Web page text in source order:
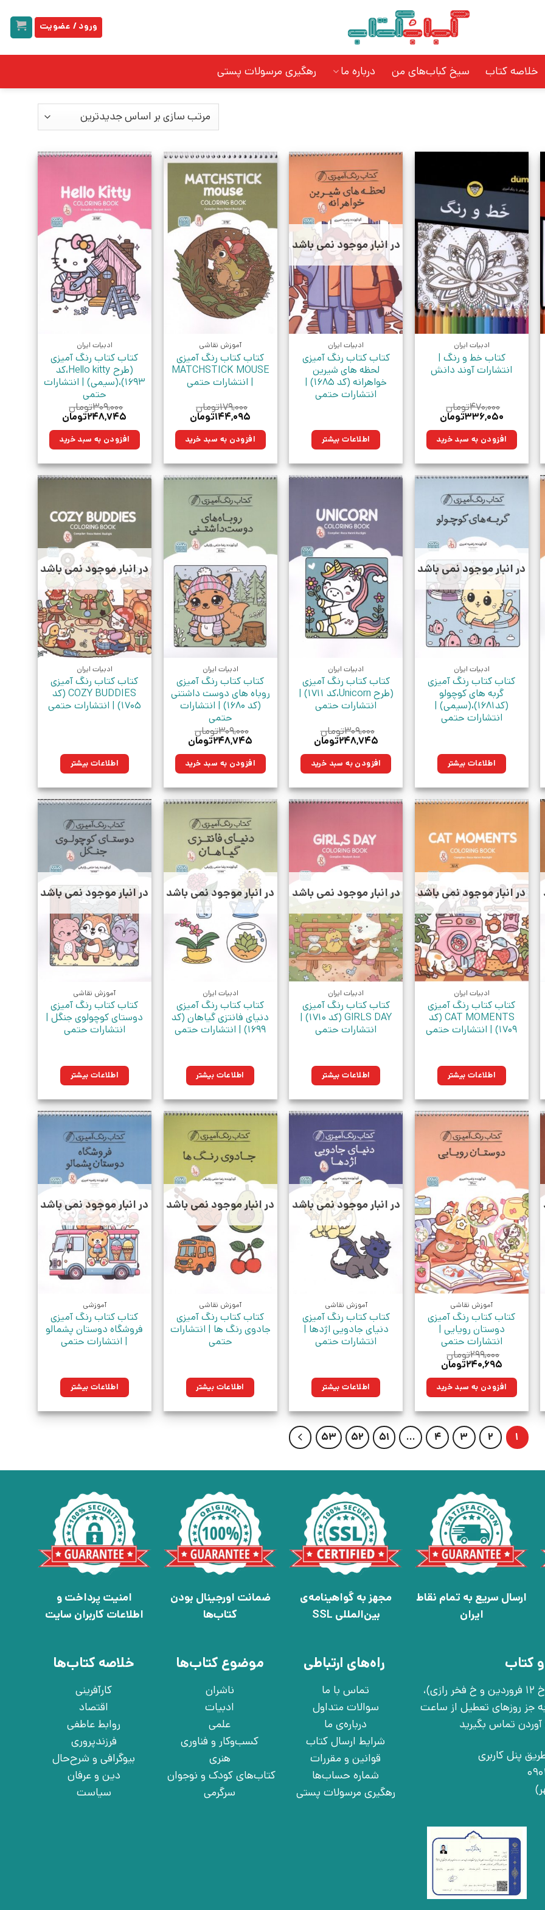
ورود / عضویت
خلاصه کتاب سیخ کباب‌های من درباره ما رهگیری مرسولات پستی
ادبیات ایران
کتاب خط‌‌ ‌و رنگ |
انتشارات آوند دانش
۴۷۰,۰۰۰تومان
قیمت
۴۷۰,۰۰۰تومان
بود.
۳۳۶,۰۵۰تومان
۳۳۶,۰۵۰تومان.افزودن به سبد خرید
در انبار موجود نمی باشد
ادبیات ایران
کتاب کتاب رنگ آمیزی
لحظه های شیرین
خواهرانه (کد 1685) |
انتشارات حتمی
اطلاعات بیشتر
آموزش نقاشی
کتاب کتاب رنگ آمیزی
MATCHSTICK MOUSE
| انتشارات حتمی
۱۷۹,۰۰۰تومان
قیمت
۱۷۹,۰۰۰تومان
بود.
۱۴۴,۰۹۵تومانقیمت
۱۴۴,۰۹۵تومان.افزودن به سبد خرید
ادبیات ایران
کتاب کتاب رنگ آمیزی
(طرح Hello kitty،کد
1693)،(سیمی) | انتشارات
حتمی
۳۰۹,۰۰۰تومان
قیمت
۳۰۹,۰۰۰تومان
بود.
۲۴۸,۷۴۵تومانقیمت
۲۴۸,۷۴۵تومان.افزودن به سبد خرید
در انبار موجود نمی باشد
ادبیات ایران
کتاب کتاب رنگ آمیزی
گربه های کوچولو
(کد1681)،(سیمی) |
انتشارات حتمی
اطلاعات بیشتر
ادبیات ایران
کتاب کتاب رنگ آمیزی
(طرح Unicorn،کد 1711) |
انتشارات حتمی
۳۰۹,۰۰۰تومان
قیمت
۳۰۹,۰۰۰تومان
بود.
۲۴۸,۷۴۵تومان
۲۴۸,۷۴۵تومان.افزودن به سبد خرید
ادبیات ایران
کتاب کتاب رنگ آمیزی
روباه های دوست داشتنی
(کد 1680) | انتشارات
حتمی
۳۰۹,۰۰۰تومان
قیمت
۳۰۹,۰۰۰تومان
بود.
۲۴۸,۷۴۵تومانقیمت
۲۴۸,۷۴۵تومان.افزودن به سبد خرید
در انبار موجود نمی باشد
ادبیات ایران
کتاب کتاب رنگ آمیزی
COZY BUDDIES (کد
1705) | انتشارات حتمی
اطلاعات بیشتر
در انبار موجود نمی باشد
ادبیات ایران
کتاب کتاب رنگ آمیزی
CAT MOMENTS (کد
1709) | انتشارات حتمی
اطلاعات بیشتر
در انبار موجود نمی باشد
ادبیات ایران
کتاب کتاب رنگ آمیزی
GIRLS DAY (کد 1710) |
انتشارات حتمی
اطلاعات بیشتر
در انبار موجود نمی باشد
ادبیات ایران
کتاب کتاب رنگ آمیزی
دنیای فانتزی گیاهان (کد
1699) | انتشارات حتمی
اطلاعات بیشتر
در انبار موجود نمی باشد
آموزش نقاشی
کتاب کتاب رنگ آمیزی
دوستای کوچولوی جنگل |
انتشارات حتمی
اطلاعات بیشتر
آموزش نقاشی
کتاب کتاب رنگ آمیزی
دوستان رویایی |
انتشارات حتمی
۲۹۹,۰۰۰تومان
قیمت
۲۹۹,۰۰۰تومان
بود.
۲۴۰,۶۹۵تومان
۲۴۰,۶۹۵تومان.افزودن به سبد خرید
در انبار موجود نمی باشد
آموزش نقاشی
کتاب کتاب رنگ آمیزی
دنیای جادویی اژدها |
انتشارات حتمی
اطلاعات بیشتر
در انبار موجود نمی باشد
آموزش نقاشی
کتاب کتاب رنگ آمیزی
جادوی رنگ ها | انتشارات
حتمی
اطلاعات بیشتر
در انبار موجود نمی باشد
آموزشی
کتاب کتاب رنگ آمیزی
فروشگاه دوستان پشمالو
| انتشارات حتمی
اطلاعات بیشتر
1
2
3
4
…
51
52
53
ارسال سریع به تمام نقاط
ایران
مجهز به گواهینامه‌ی
بین‌المللی SSL
ضمانت اورجینال بودن
کتاب‌ها
امنیت پرداخت و
اطلاعات کاربران سایت
کتاب
تهران، خ انقلاب، خ 12 فروردین، خ روانمهر شرقی(بین خ 12 فروردین و خ فخر رازی)،
به جز روزهای تعطیل از ساعت
پنل کاربری
راه‌های ارتباطی
تماس با ما
سوالات متداول
درباره‌ی ما
شرایط ارسال کتاب
قوانین و مقررات
شماره حساب‌ها
رهگیری مرسولات پستی
موضوع کتاب‌ها
ناشران
ادبیات
علمی
کسب‌وکار و فناوری
هنری
کتاب‌های کودک و نوجوان
سرگرمی
خلاصه کتاب‌ها
کارآفرینی
اقتصاد
روابط عاطفی
فرزندپروری
بیوگرافی و شرح‌حال
دین و عرفان
سیاست